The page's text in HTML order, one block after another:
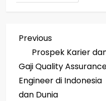
P
o
s
Previous
Post
Previous
Prospek Karier
Gaji Quality
Engineer di Indonesia
dan Dunia